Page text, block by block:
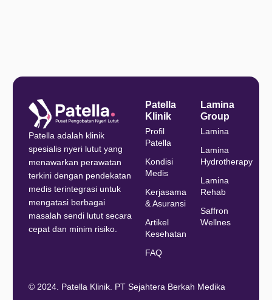
Patella adalah klinik
spesialis nyeri lutut yang
menawarkan perawatan
terkini dengan pendekatan
medis terintegrasi untuk
mengatasi berbagai
masalah sendi lutut secara
cepat dan minim risiko.
Patella
Klinik
Profil
Patella
Kondisi
Medis
Kerjasama
& Asuransi
Artikel
Kesehatan
FAQ
Lamina
Group
Lamina
Lamina
Hydrotherapy
Lamina
Rehab
Saffron
Wellnes
© 2024. Patella Klinik. PT Sejahtera Berkah Medika